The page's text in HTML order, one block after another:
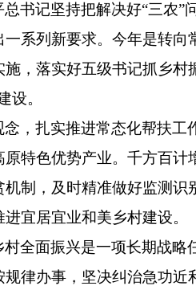
总书记坚持把解决好“三农”
系列新要求。今年是转向
，落实好五级书记抓乡
设。
，扎实推进常态化帮扶工
特色优势产业。 千方百计
制， 及时精准做好监测识
宜居宜业和美乡村建设。
全面振兴是一项长期战略
律办事，坚决纠治急功